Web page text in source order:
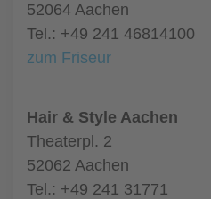
52064 Aachen
Tel.: +49 241 46814100
zum Friseur
Hair & Style Aachen
Theaterpl. 2
52062 Aachen
Tel.: +49 241 31771